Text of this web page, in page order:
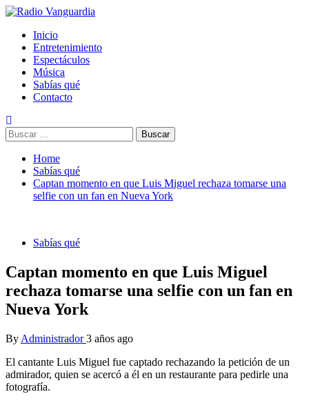
Skip
content
Radio Vanguardia
Tu música y mucho mas
Primary
Menu
Inicio
Entretenimiento
Espectáculos
Música
Sabías qué
Contacto
Buscar:
Home
Sabías qué
Captan momento en que Luis Miguel rechaza tomarse una
selfie con un fan en Nueva York
Sabías qué
Captan momento en que Luis Miguel
rechaza tomarse una selfie con un fan en
Nueva York
By Administrador3 años ago
El cantante Luis Miguel fue captado rechazando la petición de un
admirador, quien se acercó a él en un restaurante para pedirle una
fotografía.